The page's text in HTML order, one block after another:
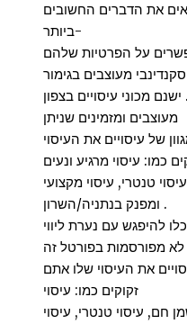
את הדברים החשובים
ביותר-
מעוצבים בגימור
מכוני עיסויים בצפון
מעוצבים ומזמינים שניתן
של עיסויים את העיסוי
טנטרי, עיסוי מקצועי
ומפנק בנתניה/השרון .
להיפגש עם נערת ליווי
את העיסוי שלו אתם
זקוקים כמו: עיסוי
חם, עיסוי טנטרי, עיסוי